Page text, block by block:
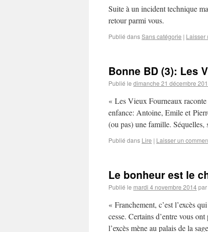
Suite à un incident technique
retour parmi vous.
Publié dansSans catégorie | Laisser
Bonne BD (3): Les
Publié le dimanche 21 décembre
« Les Vieux Fourneaux raconte
enfance: Antoine, Emile et
(ou pas) une famille.
Publié dans Lire | Laisser un
Le bonheur est le
Publié le mardi 4 novembre 2014par
« Franchement, c’est l’excès
cesse. Certains d’entre vous
l’excès mène au palais de la